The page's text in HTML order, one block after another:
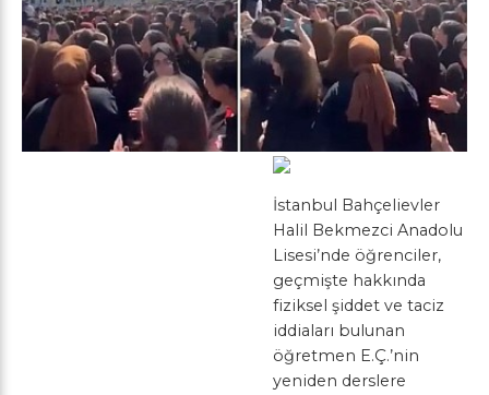
İstanbul Bahçelievler
Halil Bekmezci Anadolu
Lisesi’nde öğrenciler,
geçmişte hakkında
fiziksel şiddet ve taciz
iddiaları bulunan
öğretmen E.Ç.’nin
yeniden derslere